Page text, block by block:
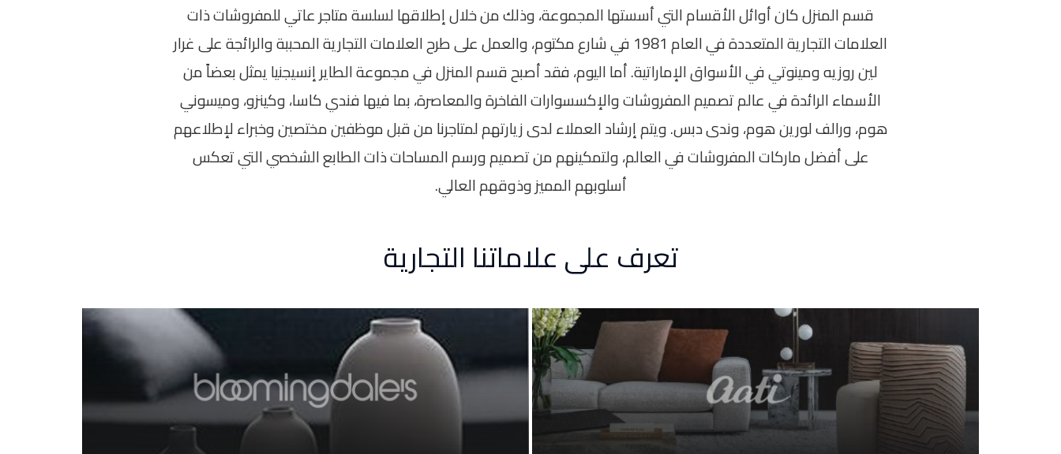
قسم المنزل كان أوائل الأقسام التي أسستها المجموعة، وذلك من خلال إطلاقها لسلسة متاجر عاتي للمفروشات ذات
العلامات التجارية المتعددة في العام 1981 في شارع مكتوم، والعمل على طرح العلامات التجارية المحببة والرائجة على غرار
لين روزيه ومينوتي في الأسواق الإماراتية. أما اليوم، فقد أصبح قسم المنزل في مجموعة الطاير إنسيجنيا يمثل بعضاً من
الأسماء الرائدة في عالم تصميم المفروشات والإكسسوارات الفاخرة والمعاصرة، بما فيها فندي كاسا، وكينزو، وميسوني
هوم، ورالف لورين هوم، وندى دبس. ويتم إرشاد العملاء لدى زيارتهم لمتاجرنا من قبل موظفين مختصين وخبراء لإطلاعهم
على أفضل ماركات المفروشات في العالم، ولتمكينهم من تصميم ورسم المساحات ذات الطابع الشخصي التي تعكس
أسلوبهم المميز وذوقهم العالي.
تعرف على علاماتنا التجارية